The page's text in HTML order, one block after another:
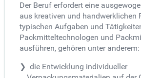
Der Beruf erfordert eine
aus kreativen und handwerklichen
typischen Aufgaben und
Packmitteltechnologen und
ausführen, gehören unter anderem:
die Entwicklung individueller